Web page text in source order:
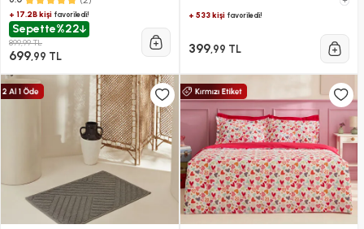
+ 17.2B kişi favoriledi!
Sepette%22
899,99 TL
699,99 TL
+ 533 kişifavoriledi!
399,99 TL